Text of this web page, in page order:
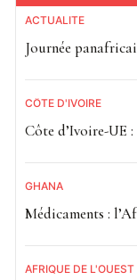
ACTUALITE
Journée
CÔTE D'IVOIRE
Côte d’Ivoire-UE
GHANA
Médicaments :
AFRIQUE DE L'OUEST